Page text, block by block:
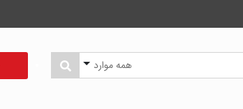
همه موارد